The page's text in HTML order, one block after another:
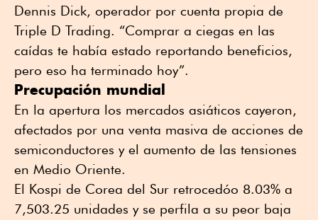
Dennis Dick, operador por cuenta propia de
Triple D Trading. “Comprar a ciegas en las
caídas te había estado reportando beneficios,
pero eso ha terminado hoy”.
Precupación mundial
En la apertura los mercados asiáticos cayeron,
afectados por una venta masiva de acciones de
semiconductores y el aumento de las tensiones
en Medio Oriente.
El Kospi de Corea del Sur retrocedóo 8.03% a
7,503.25 unidades y se perfila a su peor baja